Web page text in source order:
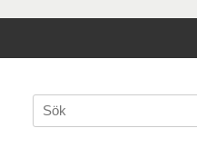
Sök
efter: